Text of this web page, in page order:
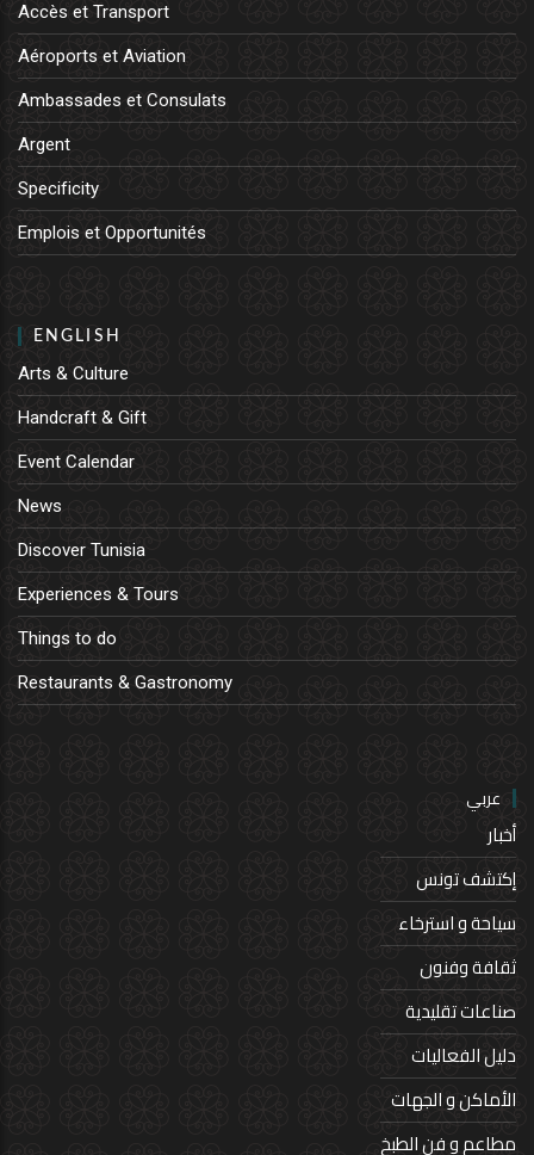
Accès et Transport
Aéroports et Aviation
Ambassades et Consulats
Argent
Specificity
Emplois et Opportunités
ENGLISH
Arts & Culture
Handcraft & Gift
Event Calendar
News
Discover Tunisia
Experiences & Tours
Things to do
Restaurants & Gastronomy
عربي
أخبار
إكتشف تونس
سياحة و استرخاء
ثقافة وفنون
صناعات تقليدية
دليل الفعاليات
الأماكن و الجهات
مطاعم و فن الطبخ